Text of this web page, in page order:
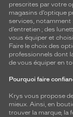
prescrites par votre
magasins d’optique
services, notamment
d’entretien ; des
vous équiper et
Faire le choix des
professionnels dont
de vous équiper en
Pourquoi faire
Krys vous propose
mieux. Ainsi, en
trouver la marque, la